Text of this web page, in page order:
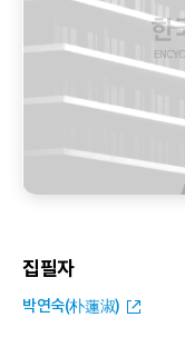
집필자
박연숙(朴蓮淑)